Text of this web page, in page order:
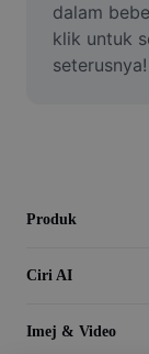
Editor Video
Pangkas
dalam
klik untuk
seterusnya!
Produk
Ciri AI
Imej & Video